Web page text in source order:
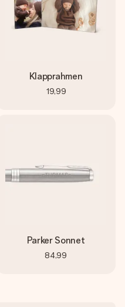
Klapprahmen
19,99
Parker Sonnet
84,99